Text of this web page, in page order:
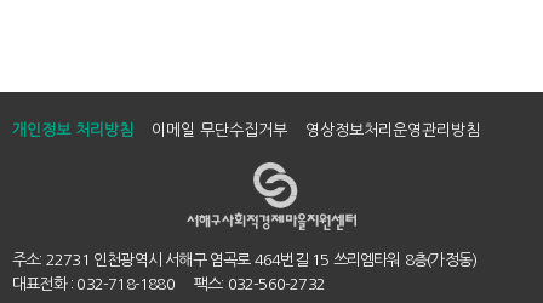
개인정보 처리방침 이메일 무단수집거부 영상정보처리운영관리방침
주소: 22731 인천광역시 서해구 염곡로 464번길 15 쓰리엠타워 8층(가정동)
대표전화 : 032-718-1880 팩스: 032-560-2732